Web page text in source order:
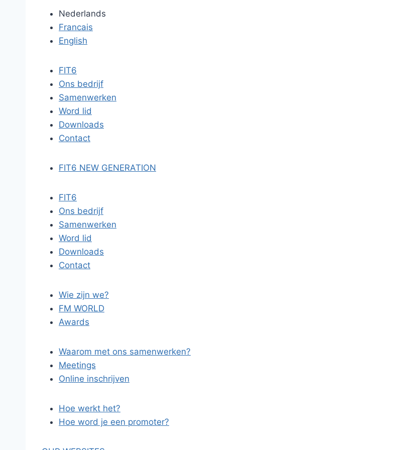
Nederlands
Francais
English
FIT6
Ons bedrijf
Samenwerken
Word lid
Downloads
Contact
FIT6 NEW GENERATION
FIT6
Ons bedrijf
Samenwerken
Word lid
Downloads
Contact
Wie zijn we?
FM WORLD
Awards
Waarom met ons samenwerken?
Meetings
Online inschrijven
Hoe werkt het?
Hoe word je een promoter?